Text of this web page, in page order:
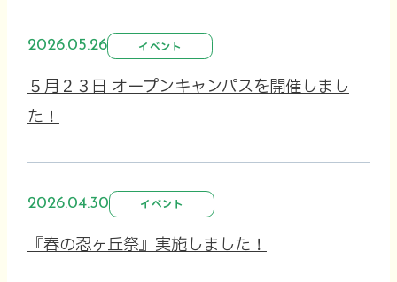
2026.05.26 イベント
５月２３日 オープンキャンパスを開催しまし
た！
2026.04.30 イベント
『春の忍ヶ丘祭』実施しました！